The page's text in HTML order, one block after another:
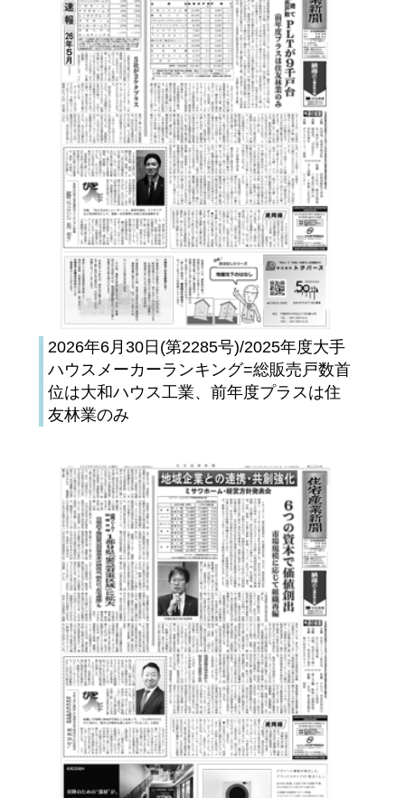
2026年6月30日(第2285号)/2025年度大手
ハウスメーカーランキング=総販売戸数首
位は大和ハウス工業、前年度プラスは住
友林業のみ